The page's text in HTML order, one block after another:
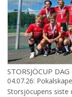
STORSJÖCUP DAG
04.07.26:
Storsjöcupens siste